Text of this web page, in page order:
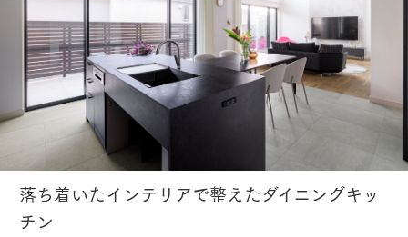
落ち着いたインテリアで整えたダイニングキッ
チン